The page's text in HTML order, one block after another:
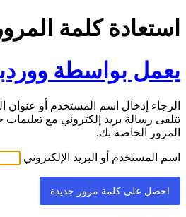
استعادة كلمة
يعمل بواسطة
الرجاء إدخال اسم المستخدم أو عنوان
تتلقى رسالة بريد إلكتروني مع تعليمات
المرور الخاصة بك.
اسم المستخدم أو البريد الإلكتروني